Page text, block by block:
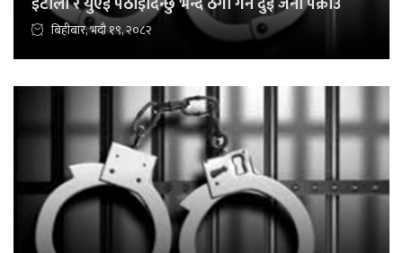
बिहीबार, भदौ १९, २०८२